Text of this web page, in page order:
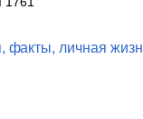
факты, личная